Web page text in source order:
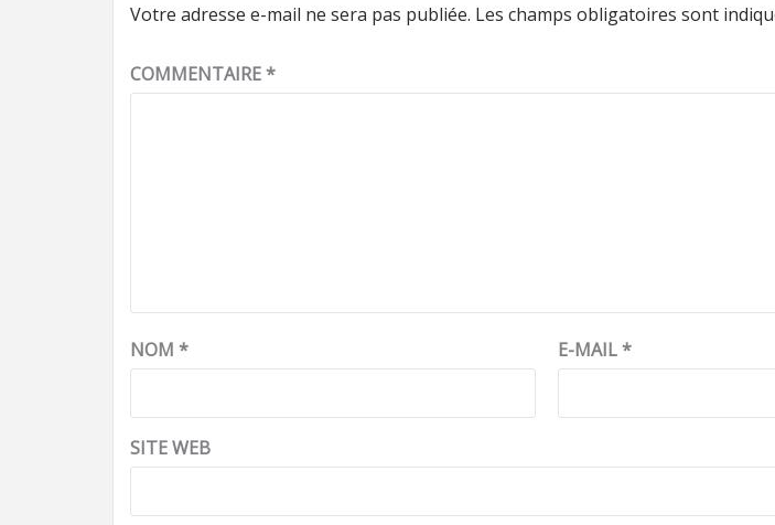
Votre adresse e-mail ne sera pas publiée. Les champs obligatoires sont
COMMENTAIRE*
NOM * E-MAIL*
SITE WEB